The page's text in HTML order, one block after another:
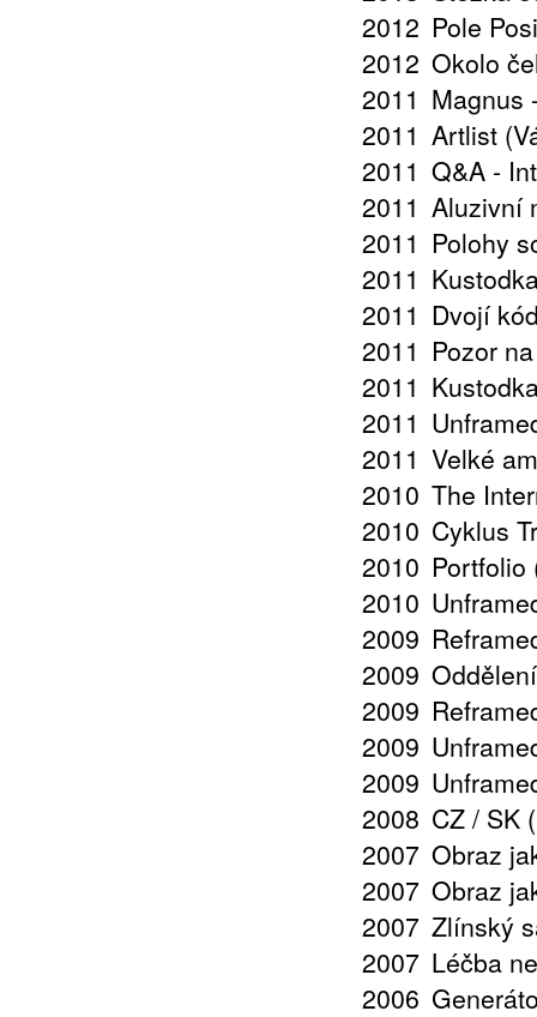
2012 Pole
2012 Okolo
2011 Magnus
2011 Artlist
2011 Q&A -
2011 Aluzivní
2011 Polohy
2011
2011 Dvojí
2011 Pozor
2011
2011
2011 Velké
2010 The
2010 Cyklus
2010 Portfolio
2010
2009
2009
2009
2009
2009
2008 CZ / SK
2007 Obraz
2007 Obraz
2007 Zlínský
2007 Léčba
2006